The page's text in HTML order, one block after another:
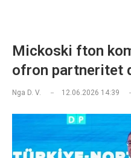
Mickoski fton
ofron partneritet
Nga D. V. 12.06.2026 14:39